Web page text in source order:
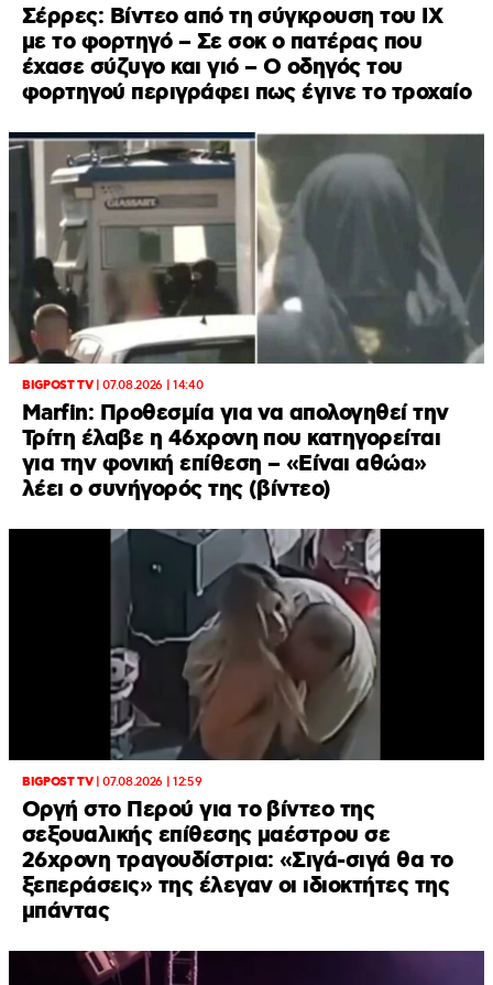
Σέρρες: Βίντεο από τη σύγκρουση του ΙΧ
με το φορτηγό – Σε σοκ ο πατέρας που
έχασε σύζυγο και γιό – Ο οδηγός του
φορτηγού περιγράφει πως έγινε το τροχαίο
BIGPOST TV|07.08.2026 | 14:40
Marfin: Προθεσμία για να απολογηθεί την
Τρίτη έλαβε η 46χρονη που κατηγορείται
για την φονική επίθεση – «Είναι αθώα»
λέει ο συνήγορός της (βίντεο)
BIGPOST TV|07.08.2026 | 12:59
Οργή στο Περού για το βίντεο της
σεξουαλικής επίθεσης μαέστρου σε
26χρονη τραγουδίστρια: «Σιγά-σιγά θα το
ξεπεράσεις» της έλεγαν οι ιδιοκτήτες της
μπάντας